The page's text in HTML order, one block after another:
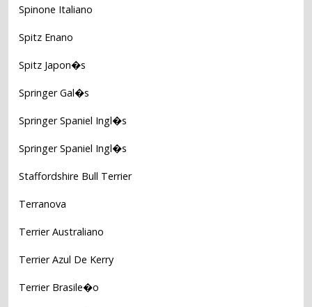
Spinone Italiano
Spitz Enano
Spitz Japon�s
Springer Gal�s
Springer Spaniel Ingl�s
Springer Spaniel Ingl�s
Staffordshire Bull Terrier
Terranova
Terrier Australiano
Terrier Azul De Kerry
Terrier Brasile�o